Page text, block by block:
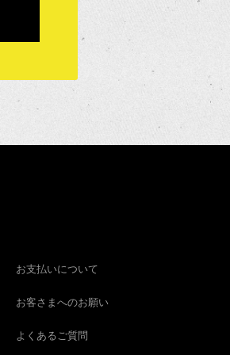
お支払いについて
お客さまへのお願い
よくあるご質問